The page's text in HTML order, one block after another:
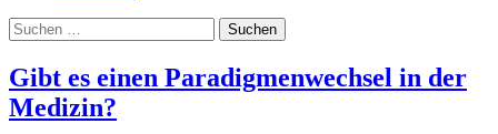
Suche
nach:
Gibt es einen Paradigmenwechsel in der
Medizin?